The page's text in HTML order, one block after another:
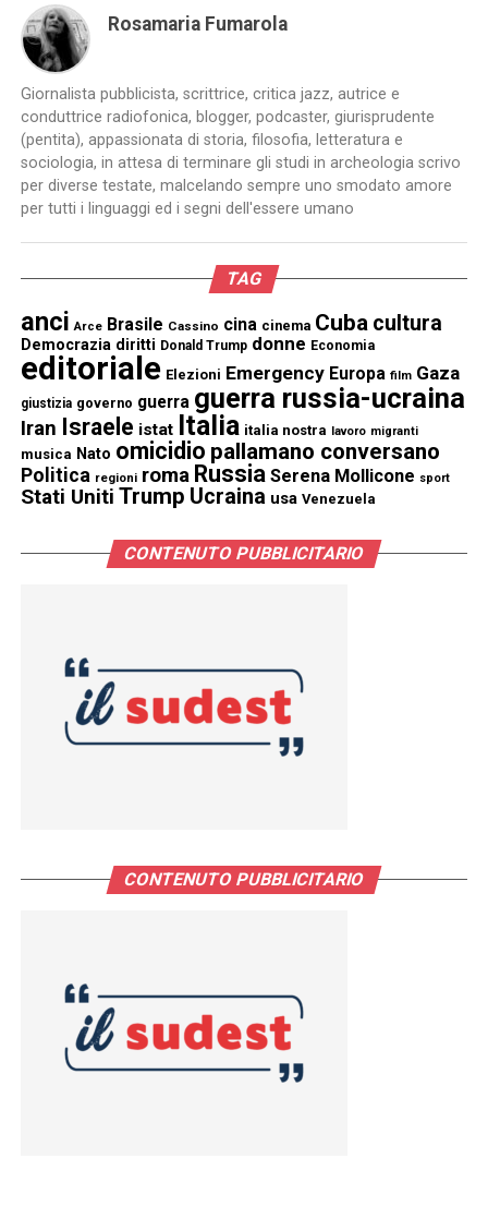
Rosamaria Fumarola
Giornalista pubblicista, scrittrice, critica jazz, autrice e
conduttrice radiofonica, blogger, podcaster, giurisprudente
(pentita), appassionata di storia, filosofia, letteratura e
sociologia, in attesa di terminare gli studi in archeologia scrivo
per diverse testate, malcelando sempre uno smodato amore
per tutti i linguaggi ed i segni dell'essere umano
TAG
anci Arce Brasile Cassino cina cinema Cuba cultura
Democrazia diritti Donald Trump donne Economia
editoriale Elezioni Emergency Europa film Gaza
giustizia governo guerra guerra russia-ucraina
Iran Israele istat Italia italia nostra lavoro migranti
musica Nato omicidio pallamano conversano
Politica regioni roma Russia Serena Mollicone sport
Stati Uniti Trump Ucraina usa Venezuela
CONTENUTO PUBBLICITARIO
CONTENUTO PUBBLICITARIO